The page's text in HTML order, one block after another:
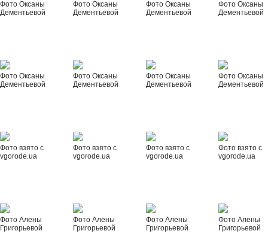
Фото Оксаны
Дементьевой
Фото Оксаны
Дементьевой
Фото Оксаны
Дементьевой
Фото Оксаны
Дементьевой
Фото Оксаны
Дементьевой
Фото Оксаны
Дементьевой
Фото Оксаны
Дементьевой
Фото Оксаны
Дементьевой
Фото взято с
vgorode.ua
Фото взято с
vgorode.ua
Фото взято с
vgorode.ua
Фото взято с
vgorode.ua
Фото Алены
Григорьевой
Фото Алены
Григорьевой
Фото Алены
Григорьевой
Фото Алены
Григорьевой